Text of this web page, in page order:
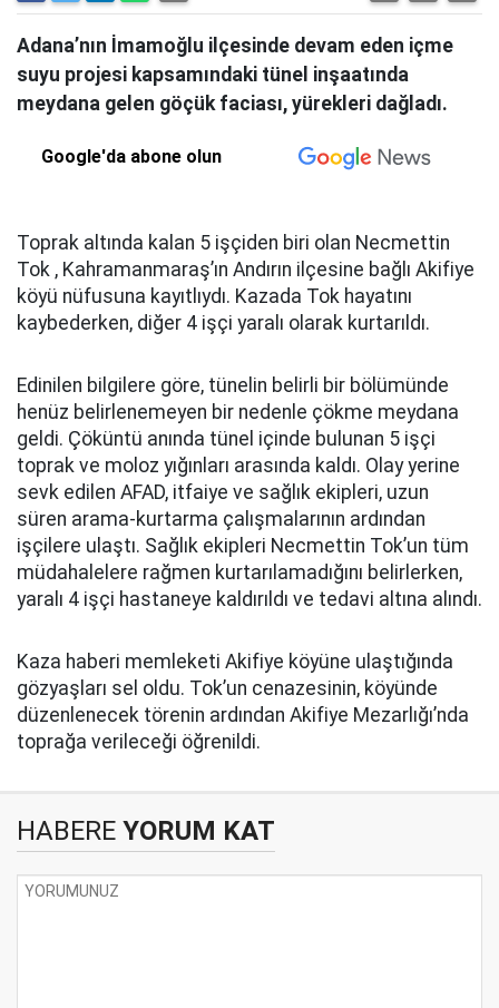
Adana’nın İmamoğlu ilçesinde devam eden içme
suyu projesi kapsamındaki tünel inşaatında
meydana gelen göçük faciası, yürekleri dağladı.
Google'da abone olun
Toprak altında kalan 5 işçiden biri olan Necmettin
Tok , Kahramanmaraş’ın Andırın ilçesine bağlı Akifiye
köyü nüfusuna kayıtlıydı. Kazada Tok hayatını
kaybederken, diğer 4 işçi yaralı olarak kurtarıldı.
Edinilen bilgilere göre, tünelin belirli bir bölümünde
henüz belirlenemeyen bir nedenle çökme meydana
geldi. Çöküntü anında tünel içinde bulunan 5 işçi
toprak ve moloz yığınları arasında kaldı. Olay yerine
sevk edilen AFAD, itfaiye ve sağlık ekipleri, uzun
süren arama-kurtarma çalışmalarının ardından
işçilere ulaştı. Sağlık ekipleri Necmettin Tok’un tüm
müdahalelere rağmen kurtarılamadığını belirlerken,
yaralı 4 işçi hastaneye kaldırıldı ve tedavi altına alındı.
Kaza haberi memleketi Akifiye köyüne ulaştığında
gözyaşları sel oldu. Tok’un cenazesinin, köyünde
düzenlenecek törenin ardından Akifiye Mezarlığı’nda
toprağa verileceği öğrenildi.
HABERE YORUM KAT